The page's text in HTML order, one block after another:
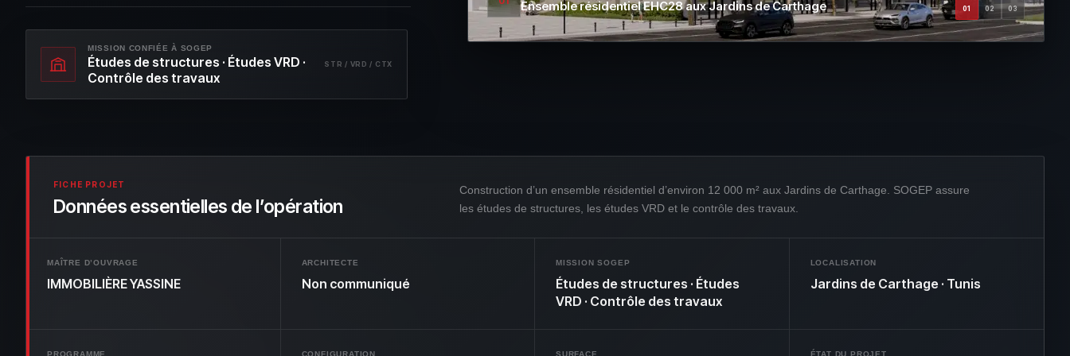
MISSION CONFIÉE À SOGEP
Études de structures · Études VRD ·
Contrôle des travaux
STR / VRD / CTX
Ensemble résidentiel EHC28 aux Jardins de Carthage 01 02 03
FICHE PROJET
Données essentielles de l’opération
Construction d’un ensemble résidentiel d’environ 12 000 m² aux Jardins de Carthage. SOGEP assure
les études de structures, les études VRD et le contrôle des travaux.
MAÎTRE D’OUVRAGE
IMMOBILIÈRE YASSINE
ARCHITECTE
Non communiqué
MISSION SOGEP
Études de structures · Études
VRD · Contrôle des travaux
LOCALISATION
Jardins de Carthage · Tunis
PROGRAMME CONFIGURATION SURFACE ÉTAT DU PROJET